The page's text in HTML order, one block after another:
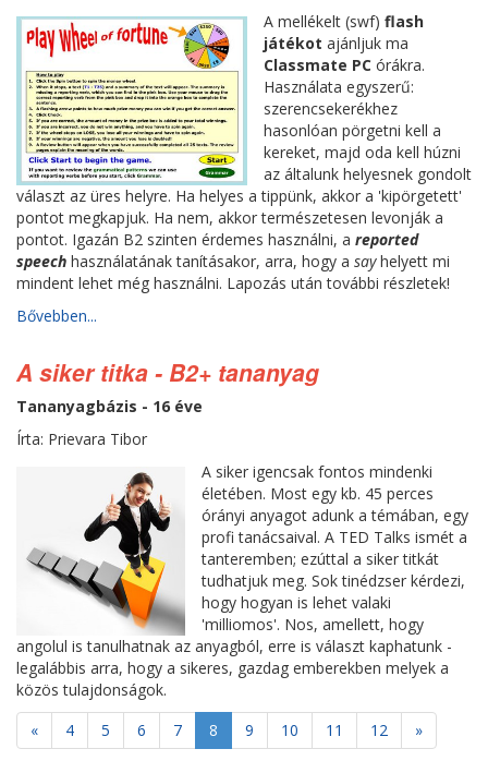
A mellékelt (swf) flash
játékot ajánljuk ma
Classmate PC órákra.
Használata egyszerű:
szerencsekerékhez
hasonlóan pörgetni kell a
kereket, majd oda kell húzni
az általunk helyesnek gondolt
választ az üres helyre. Ha helyes a tippünk, akkor a 'kipörgetett'
pontot megkapjuk. Ha nem, akkor természetesen levonják a
pontot. Igazán B2 szinten érdemes használni, a reported
speech használatának tanításakor, arra, hogy a sayhelyett mi
mindent lehet még használni. Lapozás után további részletek!
Bővebben...
A siker titka - B2+ tananyag
Tananyagbázis - 16 éve
Írta: Prievara Tibor
A siker igencsak fontos mindenki
életében. Most egy kb. 45 perces
órányi anyagot adunk a témában, egy
profi tanácsaival. A TED Talks ismét a
tanteremben; ezúttal a siker titkát
tudhatjuk meg. Sok tinédzser kérdezi,
hogy hogyan is lehet valaki
'milliomos'. Nos, amellett, hogy
angolul is tanulhatnak az anyagból, erre is választ kaphatunk -
legalábbis arra, hogy a sikeres, gazdag emberekben melyek a
közös tulajdonságok.
«
4 5 6 7 8 9 10 11 12 »